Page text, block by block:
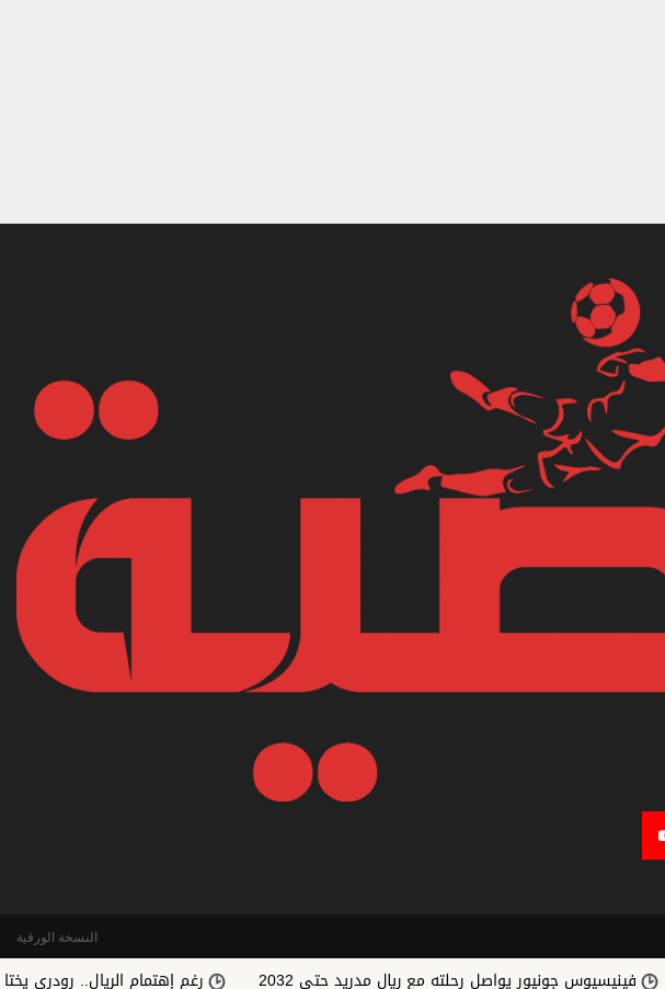
النسخة الورقية
جونيور يواصل رحلته مع ريال مدريد حتى 2032 رغم إهتمام الريال.. رودري يختار الإنتقال